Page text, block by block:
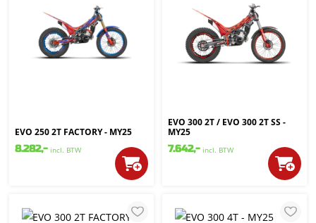
EVO 250 2T FACTORY - MY25
8.282,- incl. BTW
EVO 300 2T / EVO 300 2T SS -
MY25
7.642,- incl. BTW